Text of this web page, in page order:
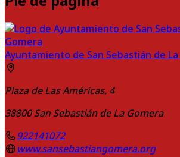
Ayuntamiento de San Sebastián de
Plaza de Las Américas, 4
38800 San Sebastián de La Gomera
922141072
www.sansebastiangomera.org